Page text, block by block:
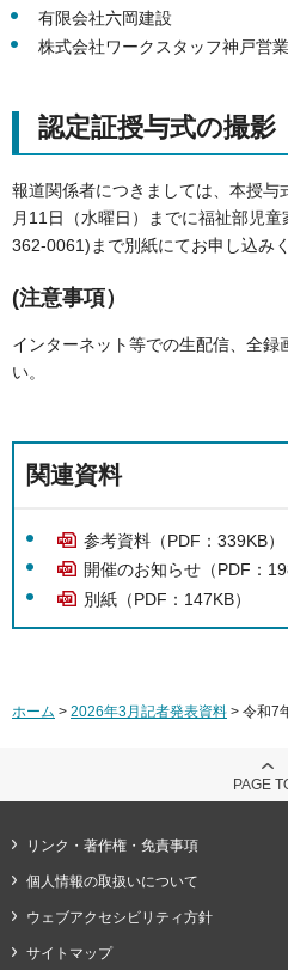
有限会社六岡建設
株式会社ワークスタッフ神戸営
認定証授与式の撮影
報道関係者につきましては、本授与
月11日（水曜日）までに福祉部児
362-0061)まで別紙にてお申し込みく
(注意事項）
インターネット等での生配信、全録
い。
関連資料
参考資料（PDF：339KB）
開催のお知らせ（PDF：
別紙（PDF：147KB）
ホーム > 2026年3月記者発表資料 > 令和7
PAGE
リンク・著作権・免責事項
個人情報の取扱いについて
ウェブアクセシビリティ方針
サイトマップ